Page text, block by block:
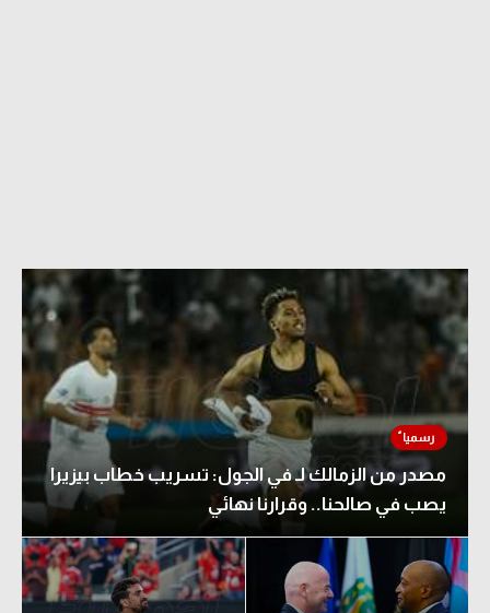
مصدر من الزمالك لـ في الجول: تسريب خطاب بيزيرا
يصب في صالحنا.. وقرارنا نهائي